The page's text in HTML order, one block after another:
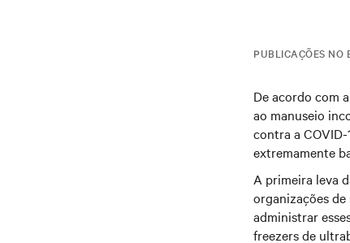
PUBLICAÇÕES NO
De acordo com
ao manuseio
contra a
extremamente
A primeira leva
organizações
administrar
freezers de